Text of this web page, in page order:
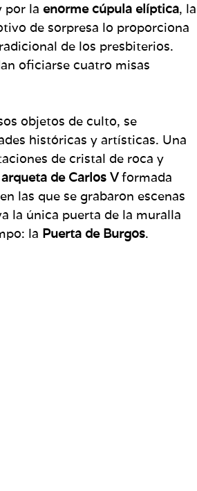
por la enorme cúpula elíptica, la
de sorpresa lo proporciona
de los presbiterios.
oficiarse cuatro misas
objetos de culto, se
históricas y artísticas. Una
de cristal de roca y
arqueta de Carlos Vformada
las que se grabaron escenas
la única puerta de la muralla
la Puerta de Burgos.